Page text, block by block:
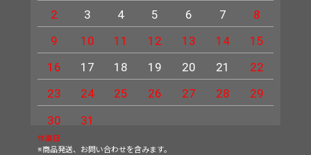
2
3 4 5 6 7
8
9
10 11 12 13 14
15
16
17 18 19 20 21
22
23
24 25 26 27 28
29
30
31
休業日
※商品発送、お問い合わせを含みます。